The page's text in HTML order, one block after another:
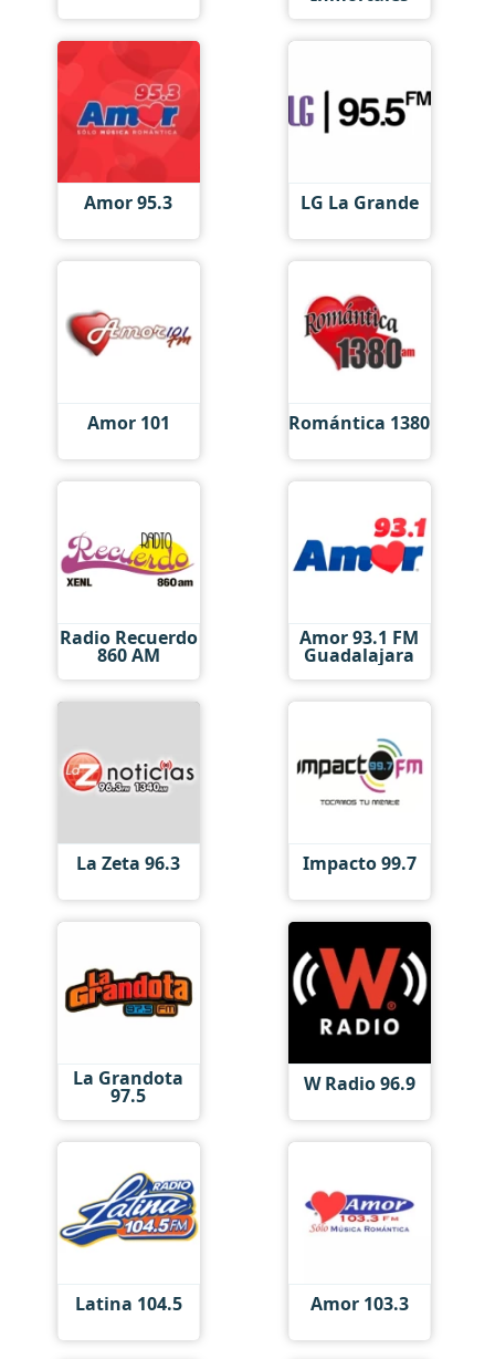
Amor 95.3 LG La Grande
Amor 101 Romántica 1380
Radio Recuerdo
860 AM
Amor 93.1 FM
Guadalajara
La Zeta 96.3 Impacto 99.7
La Grandota
97.5 W Radio 96.9
Latina 104.5 Amor 103.3